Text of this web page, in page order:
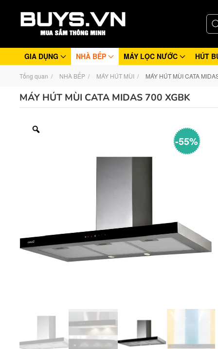
GIA DỤNG NHÀ BẾP MÁY LỌC NƯỚC HÚT
Tổng quan NHÀ BẾP MÁY HÚT MÙI MÁY HÚT MÙI CATA
MÁY HÚT MÙI CATA MIDAS 700 XGBK
-55%